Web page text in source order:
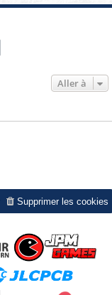
Aller à
Supprimer les cookies